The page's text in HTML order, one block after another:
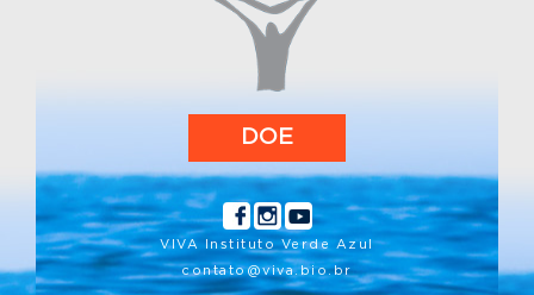
DOE
VIVA Instituto Verde Azul
contato@viva.bio.br